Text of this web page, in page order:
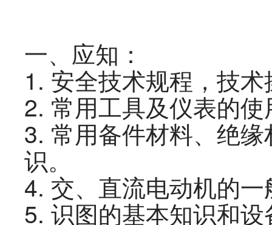
一、 应知：
1. 安全技术规程，技
2. 常用工具及仪表的
3. 常用备件材料、绝
识。
4. 交、直流电动机的
5. 识图的基本知识和